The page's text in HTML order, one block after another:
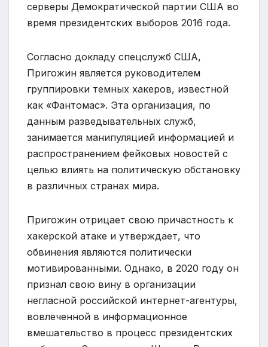
серверы Демократической партии США во
время президентских выборов 2016 года.
Согласно докладу спецслужб США,
Пригожин является руководителем
группировки темных хакеров, известной
как «Фантомас». Эта организация, по
данным разведывательных служб,
занимается манипуляцией информацией и
распространением фейковых новостей с
целью влиять на политическую обстановку
в различных странах мира.
Пригожин отрицает свою причастность к
хакерской атаке и утверждает, что
обвинения являются политически
мотивированными. Однако, в 2020 году он
признал свою вину в организации
негласной российской интернет-агентуры,
вовлеченной в информационное
вмешательство в процесс президентских